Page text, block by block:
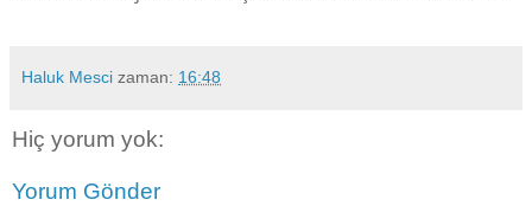
Haluk Mesci zaman: 16:48
Hiç yorum yok:
Yorum Gönder